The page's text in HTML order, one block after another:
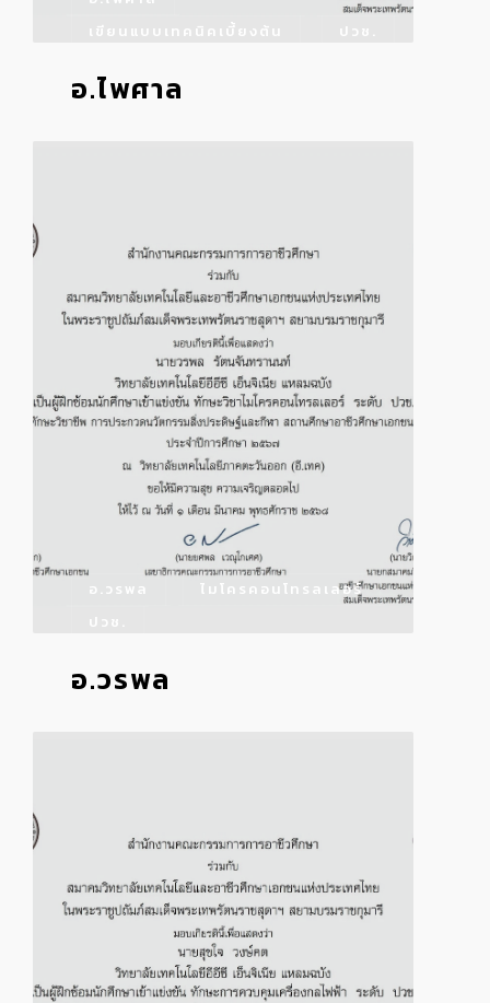
เขียนแบบเทคนิคเบี้ยงต้น
ปวช.
อ.ไพศาล
อ.วรพล
ไมโครคอนโทรลเลอร์
ปวช.
อ.วรพล